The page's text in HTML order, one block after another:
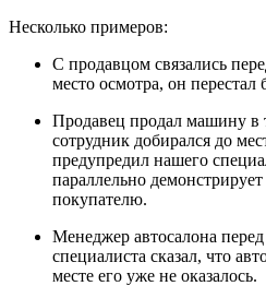
Несколько примеров:
С продавцом связались
место осмотра, он перестал
Продавец продал машину в
сотрудник добирался до
предупредил нашего
параллельно
покупателю.
Менеджер автосалона
специалиста сказал, что
месте его уже не оказалось.